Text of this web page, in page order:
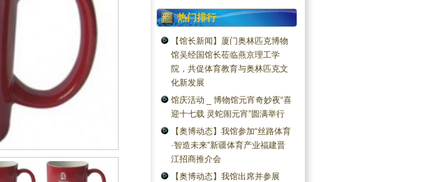
热门排行
【馆长新闻】厦门奥林匹克博物
馆吴经国馆长莅临燕京理工学
院，共促体育教育与奥林匹克文
化新发展
馆庆活动 _ 博物馆元宵奇妙夜“喜
迎十七载 灵蛇闹元宵”圆满举行
【奥博动态】我馆参加“丝路体育
·智造未来”新疆体育产业福建晋
江招商推介会
【奥博动态】我馆出席并参展